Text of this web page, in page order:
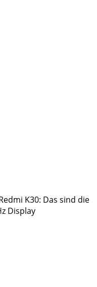
K30: Das sind die
Display